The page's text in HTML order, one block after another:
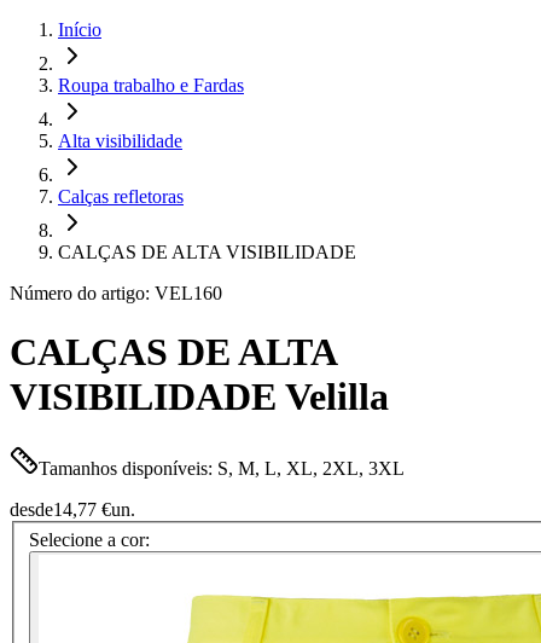
Início
Roupa trabalho e Fardas
Alta visibilidade
Calças refletoras
CALÇAS DE ALTA VISIBILIDADE
Número do artigo: VEL160
CALÇAS DE ALTA
VISIBILIDADE Velilla
Tamanhos disponíveis: S, M, L, XL, 2XL, 3XL
desde14,77 €un.
Selecione a cor: